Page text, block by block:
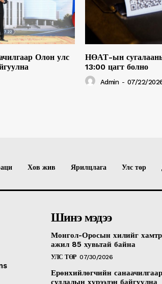
Олон улс
НӨАТ-ын
13:00 цагт болно
Admin - 07/22/
Хов жив Ярилцлага Улс төр
Шинэ мэдээ
Монгол-Оросын хилийг
ажил 85 хувьтай байна
УЛС ТӨР 07/30/2026
Ерөнхийлөгчийн
судлалын хүрээлэн байгуулна